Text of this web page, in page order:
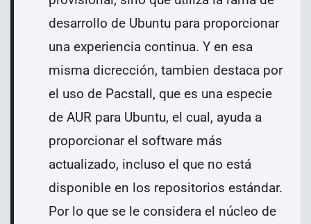
desarrollo de Ubuntu para proporcionar
una experiencia continua. Y en esa
misma dicrección, tambien destaca por
el uso de Pacstall, que es una especie
de AUR para Ubuntu, el cual, ayuda a
proporcionar el software más
actualizado, incluso el que no está
disponible en los repositorios estándar.
Por lo que se le considera el núcleo de